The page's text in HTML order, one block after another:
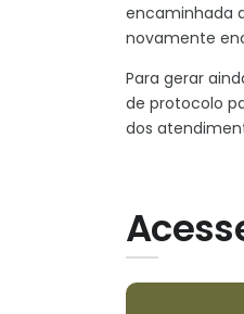
encaminhada
novamente
Para gerar
de protocolo
dos